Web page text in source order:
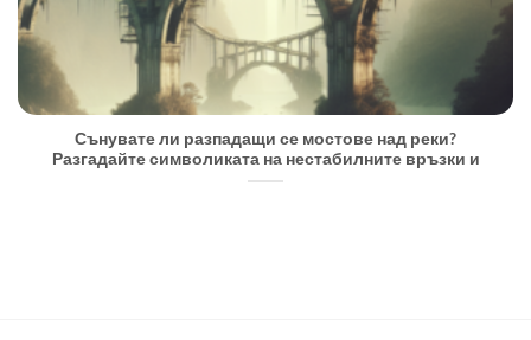
Сънувате ли разпадащи се мостове над реки?
Разгадайте символиката на нестабилните връзки и